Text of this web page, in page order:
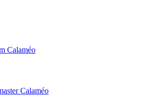
Calaméo
Calaméo